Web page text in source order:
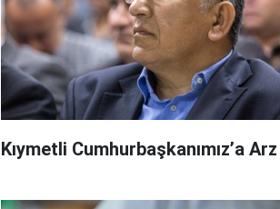
Kıymetli Cumhurbaşkanımız’a